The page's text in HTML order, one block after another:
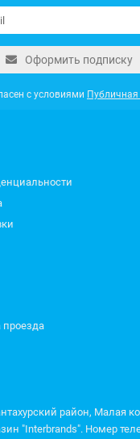
Оформить подписку
с условиями
проезда
район, Малая
"Interbrands". Номер